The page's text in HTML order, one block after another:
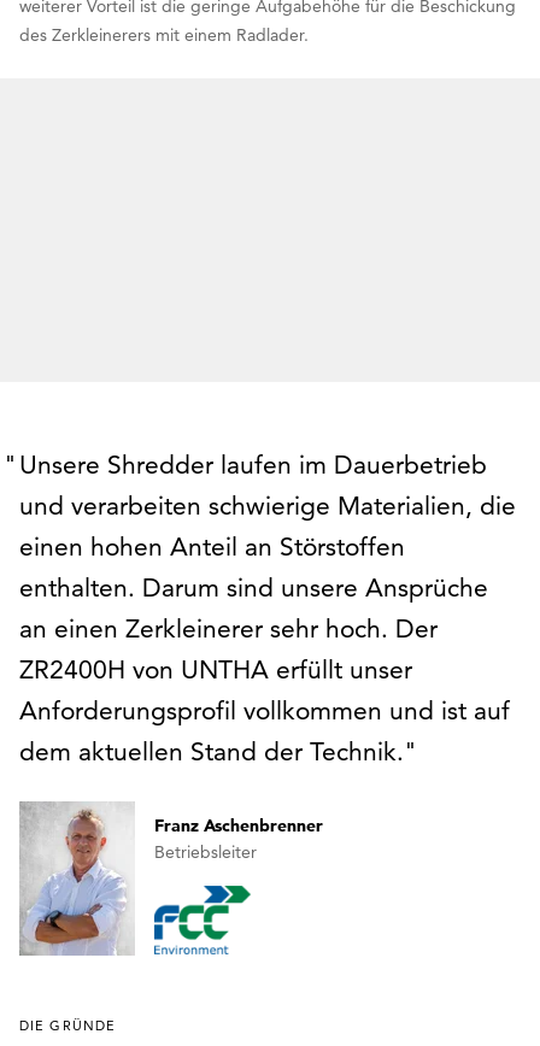
weiterer Vorteil ist die geringe Aufgabehöhe für die Beschickung
des Zerkleinerers mit einem Radlader.
Unsere Shredder laufen im Dauerbetrieb
und verarbeiten schwierige Materialien, die
einen hohen Anteil an Störstoffen
enthalten. Darum sind unsere Ansprüche
an einen Zerkleinerer sehr hoch. Der
ZR2400H von UNTHA erfüllt unser
Anforderungsprofil vollkommen und ist auf
dem aktuellen Stand der Technik.
Franz Aschenbrenner
Betriebsleiter
DIE GRÜNDE